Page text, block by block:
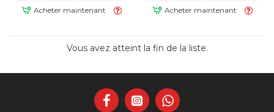
Acheter maintenant Acheter maintenant
Vous avez atteint la fin de la liste.